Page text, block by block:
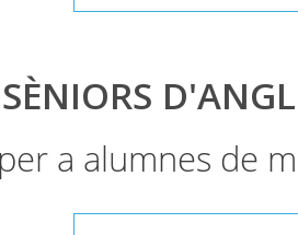
a alumnes de